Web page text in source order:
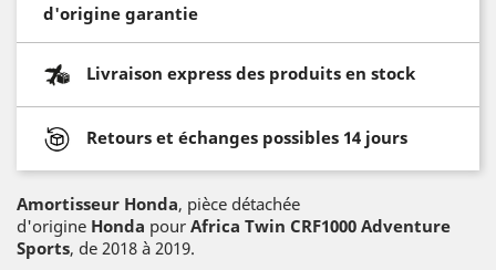
d'origine garantie
Livraison express des produits en stock
Retours et échanges possibles 14 jours
Amortisseur Honda, pièce détachée
d'origine Honda pour Africa Twin CRF1000 Adventure
Sports, de 2018 à 2019.